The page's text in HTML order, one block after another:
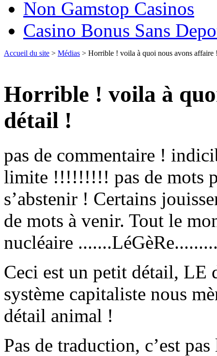
Non Gamstop Casinos
Casino Bonus Sans
Accueil du site > Médias > Horrible ! voila à quoi nous avons affaire
Horrible ! voila à
détail !
pas de commentaire !
limite !!!!!!!!! pas de mots
s’abstenir ! Certains
de mots à venir. Tout le
nucléaire
Ceci est un petit détail, LE
système capitaliste nous
détail animal !
Pas de traduction, c’est